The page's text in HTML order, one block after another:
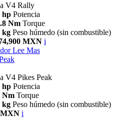
V4 Rally
hp Potencia
Nm Torque
kg Peso húmedo (sin combustible)
MXN i
Lee Mas
V4 Pikes Peak
hp Potencia
Nm Torque
kg Peso húmedo (sin combustible)
MXN i